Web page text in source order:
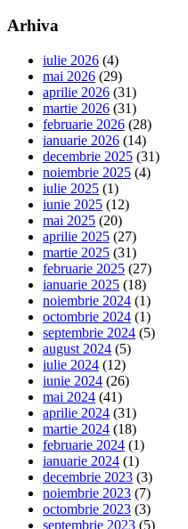
Arhiva
iulie 2026 (4)
mai 2026 (29)
aprilie 2026 (31)
martie 2026 (31)
februarie 2026 (28)
ianuarie 2026 (14)
decembrie 2025 (31)
noiembrie 2025 (4)
iulie 2025 (1)
iunie 2025 (12)
mai 2025 (20)
aprilie 2025 (27)
martie 2025 (31)
februarie 2025 (27)
ianuarie 2025 (18)
noiembrie 2024 (1)
octombrie 2024 (1)
septembrie 2024 (5)
august 2024 (5)
iulie 2024 (12)
iunie 2024 (26)
mai 2024 (41)
aprilie 2024 (31)
martie 2024 (18)
februarie 2024 (1)
ianuarie 2024 (1)
decembrie 2023 (3)
noiembrie 2023 (7)
octombrie 2023 (3)
septembrie 2023 (5)